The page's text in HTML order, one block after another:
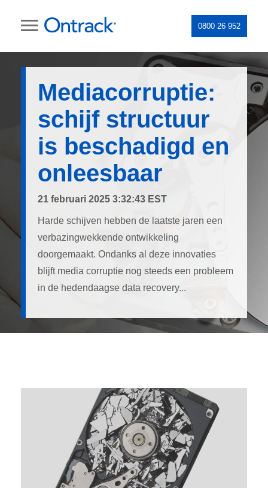
0800 26 952
Mediacorruptie:
schijf structuur
is beschadigd en
onleesbaar
21 februari 2025 3:32:43 EST
Harde schijven hebben de laatste jaren een
verbazingwekkende ontwikkeling
doorgemaakt. Ondanks al deze innovaties
blijft media corruptie nog steeds een probleem
in de hedendaagse data recovery...